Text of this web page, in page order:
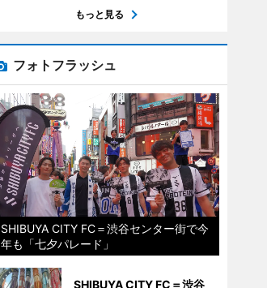
もっと見る
フォトフラッシュ
SHIBUYA CITY FC＝渋谷センター街で今
年も「七夕パレード」
SHIBUYA CITY FC＝渋谷